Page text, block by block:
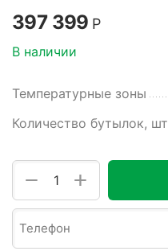
397 399 Р
В наличии
Температурные зоны
Количество бутылок, шт
+
−